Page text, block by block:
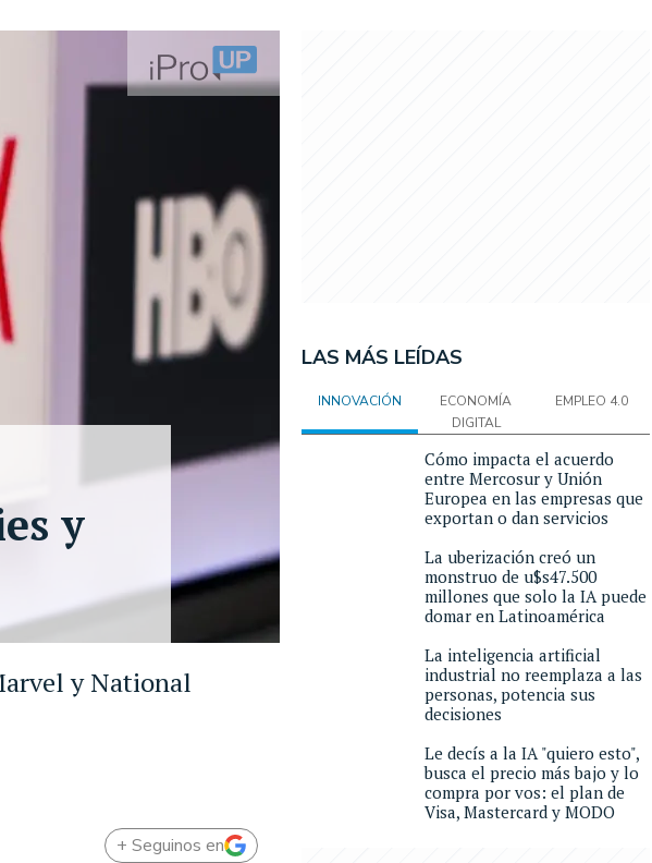
y National
y
+ Seguinos en
LAS MÁS LEÍDAS
INNOVACIÓN
ECONOMÍA
DIGITAL
EMPLEO 4.0
Cómo impacta el acuerdo
entre Mercosur y Unión
Europea en las empresas que
exportan o dan servicios
La uberización creó un
monstruo de u$s47.500
millones que solo la IA puede
domar en Latinoamérica
La inteligencia artificial
industrial no reemplaza a las
personas, potencia sus
decisiones
Le decís a la IA "quiero esto",
busca el precio más bajo y lo
compra por vos: el plan de
Visa, Mastercard y MODO